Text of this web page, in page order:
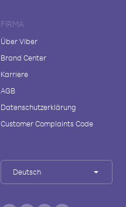
FIRMA
Über Viber
Brand Center
Karriere
AGB
Datenschutzerklärung
Customer Complaints Code
Deutsch